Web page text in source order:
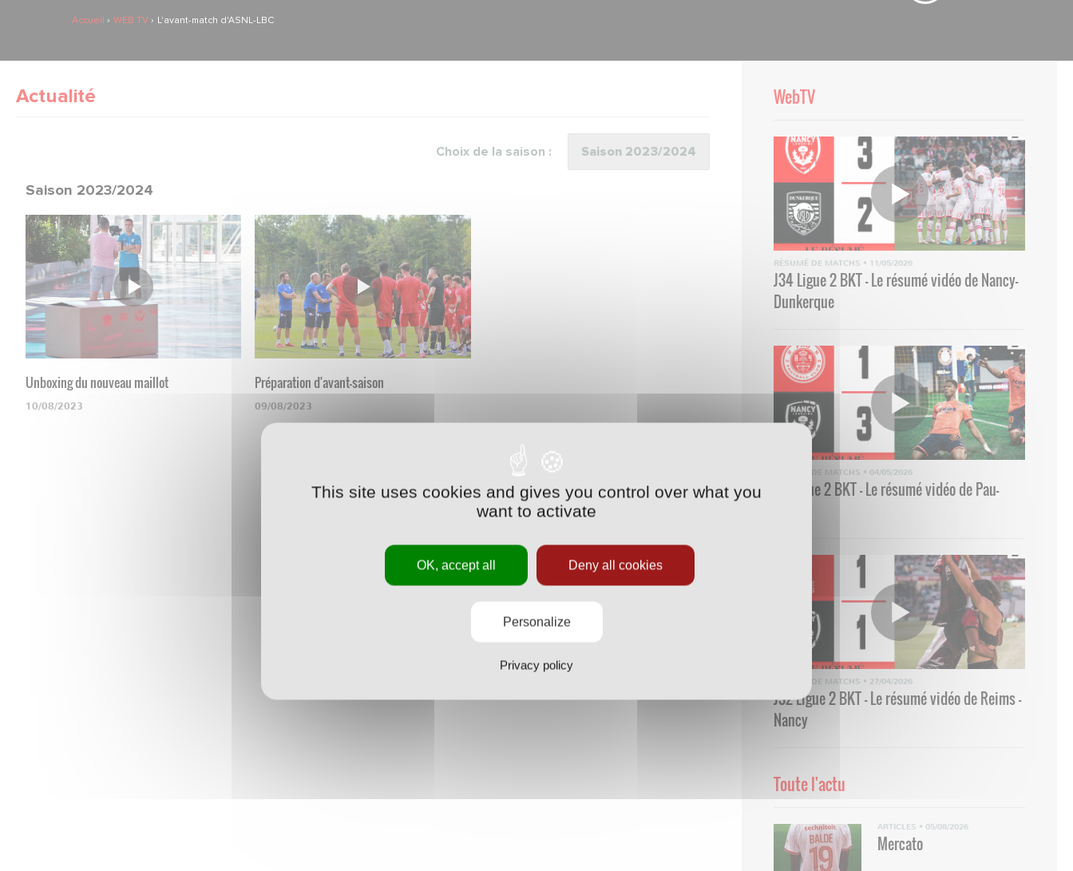
Accueil WEB TV L'avant-match d'ASNL-LBC
Actualité
Choix de la saison :
Saison 2023/2024
Unboxing du nouveau maillot
10/08/2023
Préparation d'avant-saison
09/08/2023
WebTV
RÉSUMÉ DE MATCHS • 11/05/2026
J34 Ligue 2 BKT - Le résumé vidéo de Nancy-
Dunkerque
RÉSUMÉ DE MATCHS • 04/05/2026
33 Ligue 2 BKT - Le résumé vidéo de Pau-
RÉSUMÉ DE MATCHS • 27/04/2026
J32 Ligue 2 BKT - Le résumé vidéo de Reims -
Nancy
Toute l'actu
ARTICLES • 05/08/2026
Mercato
This site uses cookies and gives you control over what you
want to activate
OK, accept all Deny all cookies
Personalize
Privacy policy